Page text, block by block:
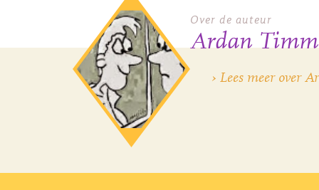
Over de auteur
Ardan
› Lees meer over